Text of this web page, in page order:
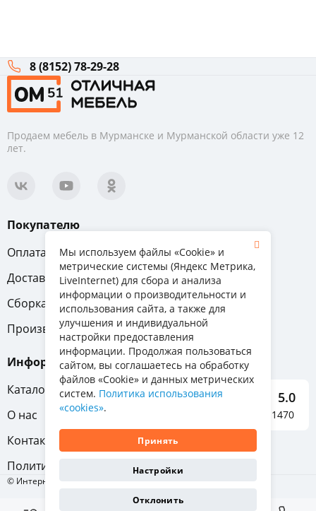
8 (8152) 78-29-28
Продаем мебель в Мурманске и Мурманской области уже 12
лет.
Покупателю
Оплата
Вопрос-ответ
Доставка
Обмен и возврат
Сборка
Гарантия
Производители
Информация
Каталог мебели
О нас
Контакты
Политика конфиденциальности
5.0
Отзывы о нас 1470
© Интернет-магазин «Отличная мебель», 2011-2026
Мы используем файлы «Cookie» и
метрические системы (Яндекс Метрика,
LiveInternet) для сбора и анализа
информации о производительности и
использования сайта, а также для
улучшения и индивидуальной
настройки предоставления
информации. Продолжая пользоваться
сайтом, вы соглашаетесь на обработку
файлов «Cookie» и данных метрических
систем. Политика использования
«cookies».
Принять
Настройки
Отклонить